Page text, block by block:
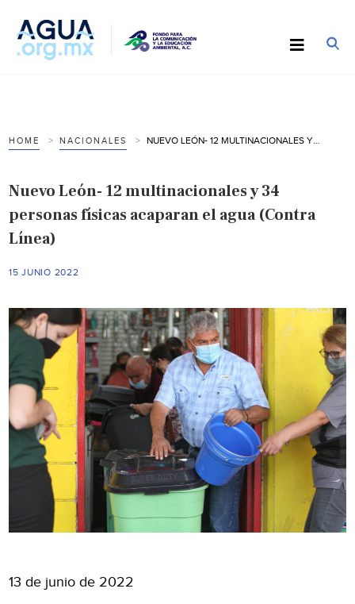
HOME NACIONALES
Nuevo León- 12 multinacionales y 34
personas físicas acaparan el agua (Contra
Línea)
15 JUNIO 2022
13 de junio de 2022